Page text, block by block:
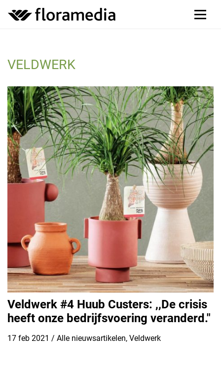
VELDWERK
Veldwerk #4 Huub Custers: ,,De crisis
heeft onze bedrijfsvoering veranderd."
17 feb 2021 / Alle nieuwsartikelen, Veldwerk